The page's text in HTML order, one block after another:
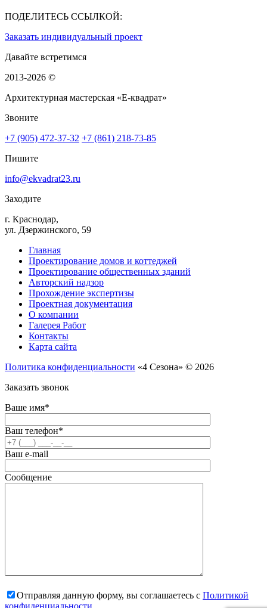
ПОДЕЛИТЕСЬ ССЫЛКОЙ:
Заказать индивидуальный проект
Давайте встретимся
2013-2026 ©
Архитектурная мастерская «Е-квадрат»
Звоните
+7 (905) 472-37-32 +7 (861) 218-73-85
Пишите
info@ekvadrat23.ru
Заходите
г. Краснодар,
ул. Дзержинского, 59
Главная
Проектирование домов и коттеджей
Проектирование общественных зданий
Авторский надзор
Прохождение экспертизы
Проектная документация
О компании
Галерея Работ
Контакты
Карта сайта
Политика конфиденциальности «4 Сезона» © 2026
Заказать звонок
Ваше имя*
Ваш телефон*
Ваш e-mail
Сообщение
Отправляя данную форму, вы соглашаетесь с Политикой